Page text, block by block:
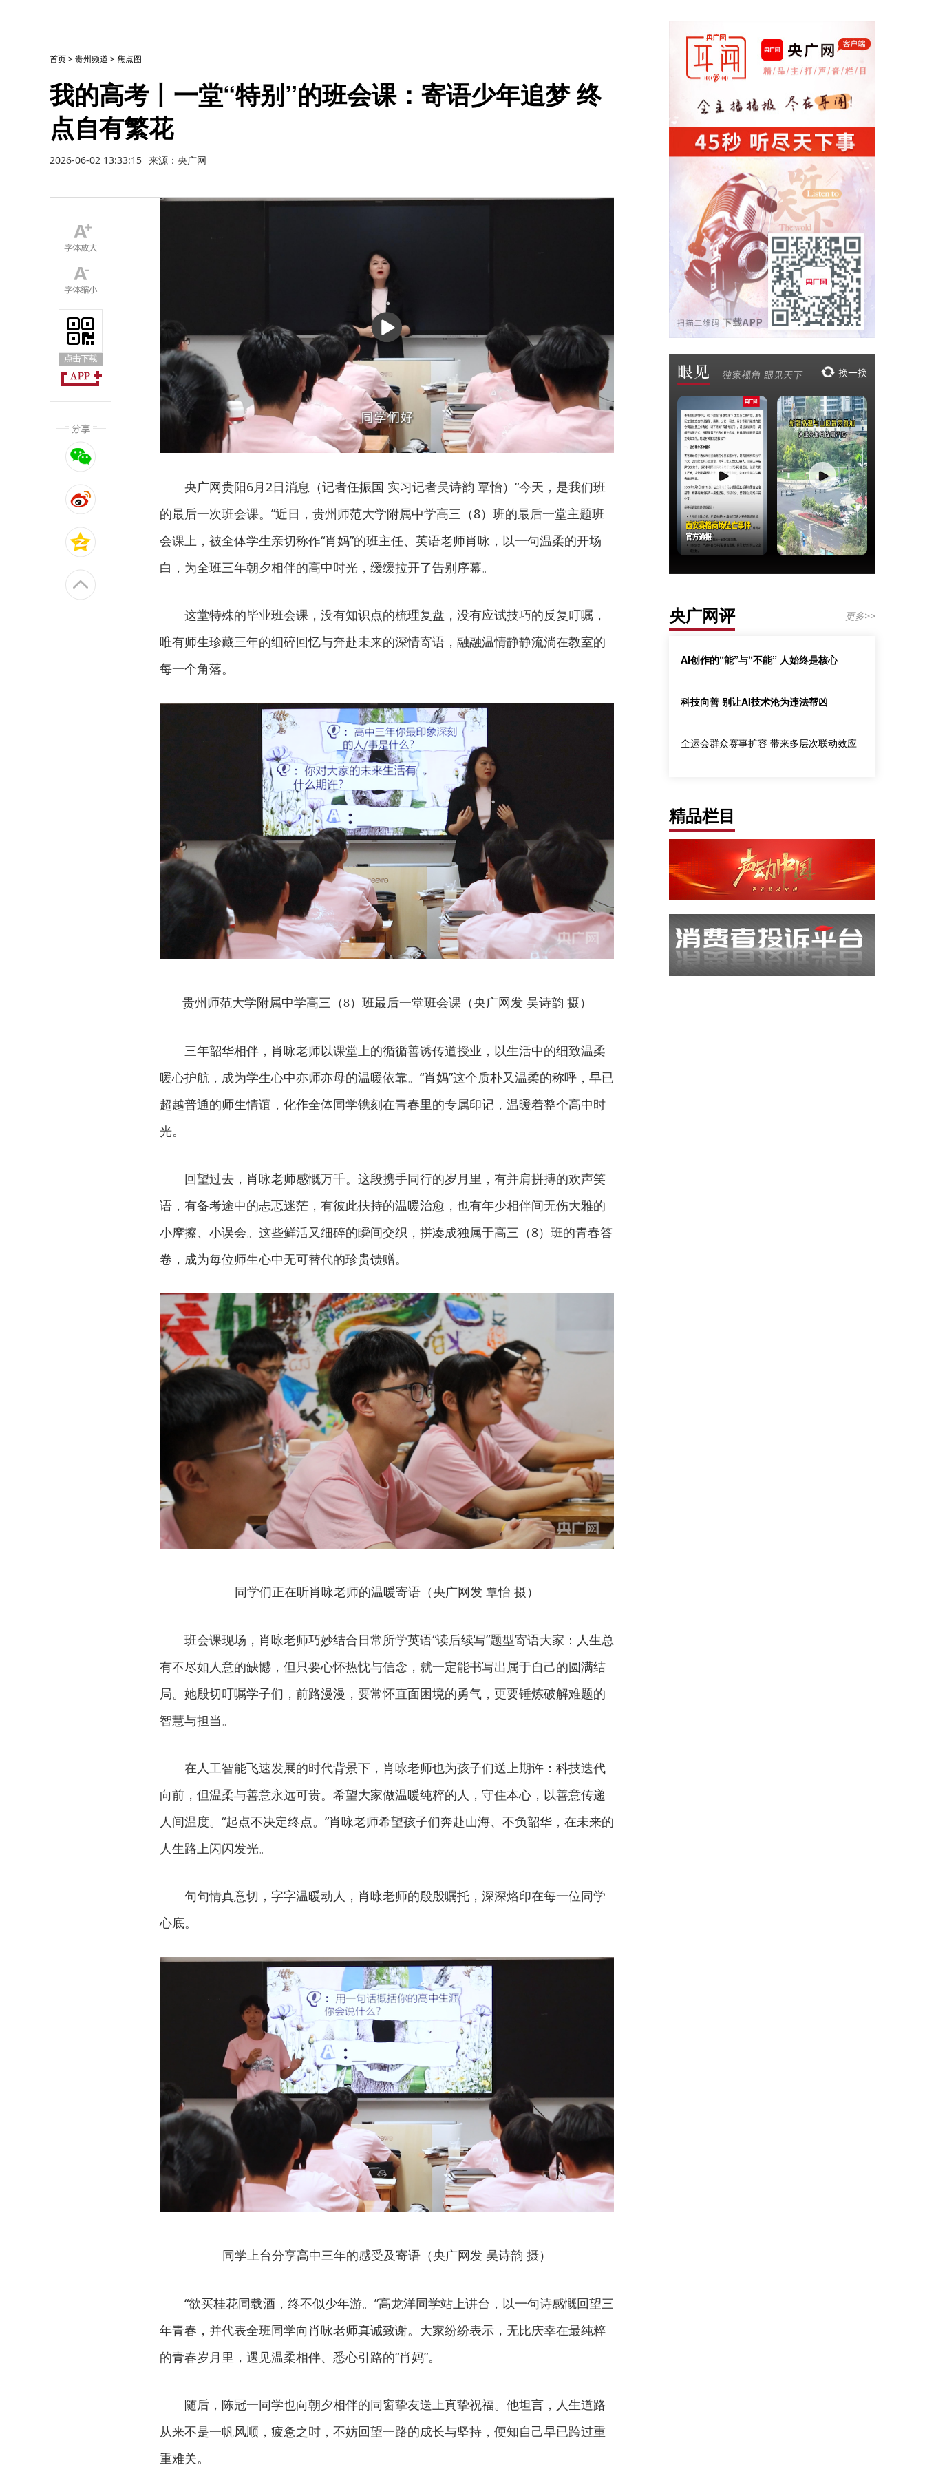
首页>贵州频道 >焦点图
我的高考丨一堂“特别”的班会课：寄语少年追梦 终
点自有繁花
2026-06-02 13:33:15 来源：央广网
播
放
央广网贵阳6月2日消息（记者任振国 实习记者吴诗韵 覃怡）“今天，是我们班
的最后一次班会课。”近日，贵州师范大学附属中学高三（8）班的最后一堂主题班
会课上，被全体学生亲切称作“肖妈”的班主任、英语老师肖咏，以一句温柔的开场
白，为全班三年朝夕相伴的高中时光，缓缓拉开了告别序幕。
这堂特殊的毕业班会课，没有知识点的梳理复盘，没有应试技巧的反复叮嘱，
唯有师生珍藏三年的细碎回忆与奔赴未来的深情寄语，融融温情静静流淌在教室的
每一个角落。
贵州师范大学附属中学高三（8）班最后一堂班会课（央广网发 吴诗韵 摄）
三年韶华相伴，肖咏老师以课堂上的循循善诱传道授业，以生活中的细致温柔
暖心护航，成为学生心中亦师亦母的温暖依靠。“肖妈”这个质朴又温柔的称呼，早已
超越普通的师生情谊，化作全体同学镌刻在青春里的专属印记，温暖着整个高中时
光。
回望过去，肖咏老师感慨万千。这段携手同行的岁月里，有并肩拼搏的欢声笑
语，有备考途中的忐忑迷茫，有彼此扶持的温暖治愈，也有年少相伴间无伤大雅的
小摩擦、小误会。这些鲜活又细碎的瞬间交织，拼凑成独属于高三（8）班的青春答
卷，成为每位师生心中无可替代的珍贵馈赠。
同学们正在听肖咏老师的温暖寄语（央广网发 覃怡 摄）
班会课现场，肖咏老师巧妙结合日常所学英语“读后续写”题型寄语大家：人生总
有不尽如人意的缺憾，但只要心怀热忱与信念，就一定能书写出属于自己的圆满结
局。她殷切叮嘱学子们，前路漫漫，要常怀直面困境的勇气，更要锤炼破解难题的
智慧与担当。
在人工智能飞速发展的时代背景下，肖咏老师也为孩子们送上期许：科技迭代
向前，但温柔与善意永远可贵。希望大家做温暖纯粹的人，守住本心，以善意传递
人间温度。“起点不决定终点。”肖咏老师希望孩子们奔赴山海、不负韶华，在未来的
人生路上闪闪发光。
句句情真意切，字字温暖动人，肖咏老师的殷殷嘱托，深深烙印在每一位同学
心底。
同学上台分享高中三年的感受及寄语（央广网发 吴诗韵 摄）
“欲买桂花同载酒，终不似少年游。”高龙洋同学站上讲台，以一句诗感慨回望三
年青春，并代表全班同学向肖咏老师真诚致谢。大家纷纷表示，无比庆幸在最纯粹
的青春岁月里，遇见温柔相伴、悉心引路的“肖妈”。
随后，陈冠一同学也向朝夕相伴的同窗挚友送上真挚祝福。他坦言，人生道路
从来不是一帆风顺，疲惫之时，不妨回望一路的成长与坚持，便知自己早已跨过重
重难关。
央广网评 更多>>
AI创作的“能”与“不能” 人始终是核心
科技向善 别让AI技术沦为违法帮凶
全运会群众赛事扩容 带来多层次联动效应
精品栏目